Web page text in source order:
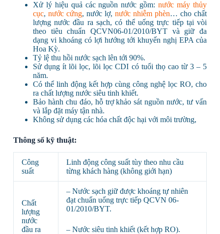
Xử lý hiệu quả các nguồn nước gồm:nước máy thủy
cục, nước cứng, nước lợ,nước nhiễm phèn… cho chất
lượng nước đầu ra sạch, có thể uống trực tiếp tại vòi
theo tiêu chuẩn QCVN06-01/2010/BYT và giữ đa
dạng vi khoáng có lợi hướng tới khuyến nghị EPA của
Hoa Kỳ.
Tỷ lệ thu hồi nước sạch lên tới 90%.
Sử dụng ít lõi lọc, lõi lọc CDI có tuổi thọ cao từ 3 – 5
năm.
Có thể linh động kết hợp cùng công nghệ lọc RO, cho
ra chất lượng nước siêu tinh khiết.
Bảo hành chu đáo, hỗ trợ khảo sát nguồn nước, tư vấn
và lắp đặt máy tận nhà.
Không sử dụng các hóa chất độc hại với môi trường,
Thông số kỹ thuật:
Công
suất
Linh động công suất tùy theo nhu cầu
từng khách hàng (không giới hạn)
Chất
lượng
nước
đầu ra
– Nước sạch giữ được khoáng tự nhiên
đạt chuẩn uống trực tiếp QCVN 06-
01/2010/BYT.
– Nước siêu tinh khiết (kết hợp RO).